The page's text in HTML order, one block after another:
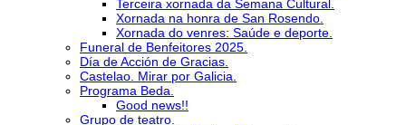
Terceira xornada da Semana Cultural.
Xornada na honra de San Rosendo.
Xornada do venres: Saúde e deporte.
Funeral de Benfeitores 2025.
Día de Acción de Gracias.
Castelao. Mirar por Galicia.
Programa Beda.
Good news!!
Grupo de teatro.